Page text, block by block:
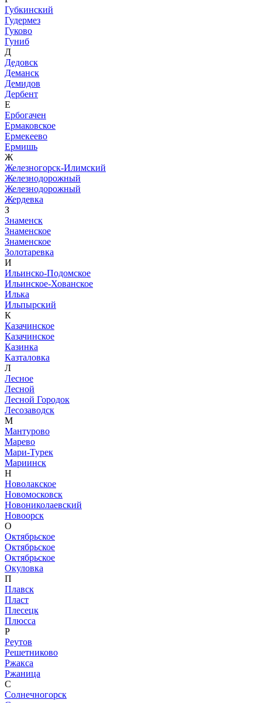
Губкинский
Гудермез
Гуково
Гуниб
Д
Дедовск
Деманск
Демидов
Дербент
Е
Ербогачен
Ермаковское
Ермекеево
Ермишь
Ж
Железногорск-Илимский
Железнодорожный
Железнодорожный
Жердевка
З
Знаменск
Знаменское
Знаменское
Золотаревка
И
Ильинско-Подомское
Ильинское-Хованское
Илька
Ильпырский
К
Казачинское
Казачинское
Казинка
Казталовка
Л
Лесное
Лесной
Лесной Городок
Лесозаводск
М
Мантурово
Марево
Мари-Турек
Мариинск
Н
Новолакское
Новомосковск
Новониколаевский
Новоорск
О
Октябрьское
Октябрьское
Октябрьское
Окуловка
П
Плавск
Пласт
Плесецк
Плюсса
Р
Реутов
Решетниково
Ржакса
Ржаница
С
Солнечногорск